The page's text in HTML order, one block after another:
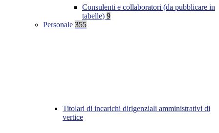
Consulenti e collaboratori (da pubblicare in
tabelle) 9
Personale 355
Titolari di incarichi dirigenziali amministrativi di
vertice